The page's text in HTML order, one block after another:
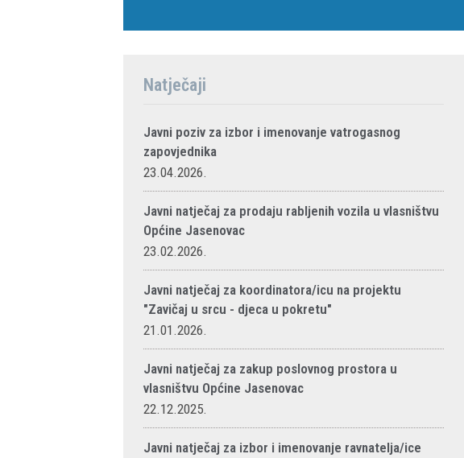
Natječaji
Javni poziv za izbor i imenovanje vatrogasnog
zapovjednika
23.04.2026.
Javni natječaj za prodaju rabljenih vozila u vlasništvu
Općine Jasenovac
23.02.2026.
Javni natječaj za koordinatora/icu na projektu
"Zavičaj u srcu - djeca u pokretu"
21.01.2026.
Javni natječaj za zakup poslovnog prostora u
vlasništvu Općine Jasenovac
22.12.2025.
Javni natječaj za izbor i imenovanje ravnatelja/ice